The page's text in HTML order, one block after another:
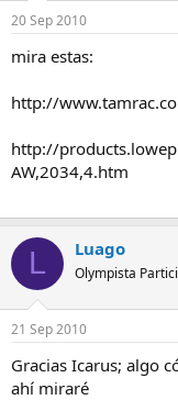
20 Sep 2010
mira estas:
http://
http://
AW,2034,4.htm
L Luago
Olympista
21 Sep 2010
Gracias Icarus; algo
ahí miraré